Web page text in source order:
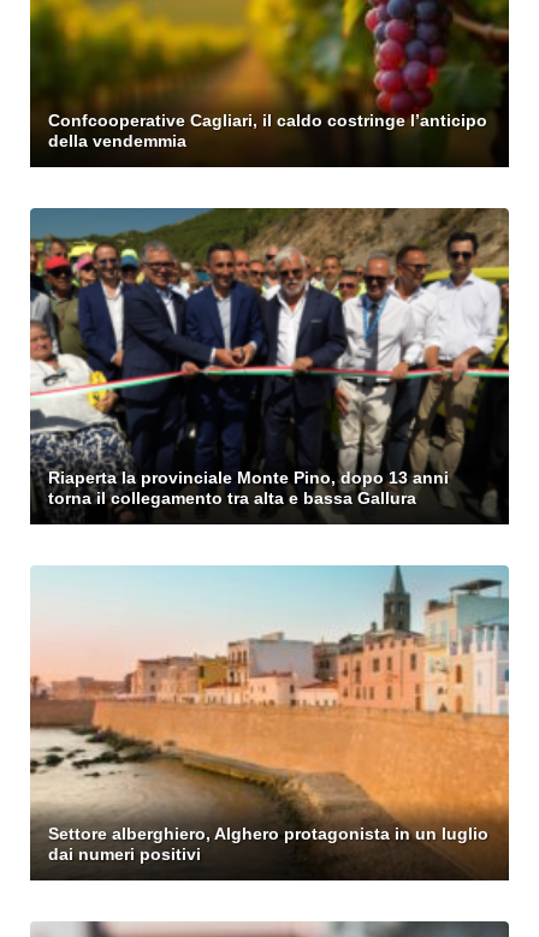
Confcooperative Cagliari, il caldo costringe l’anticipo
della vendemmia
Riaperta la provinciale Monte Pino, dopo 13 anni
torna il collegamento tra alta e bassa Gallura
Settore alberghiero, Alghero protagonista in un luglio
dai numeri positivi